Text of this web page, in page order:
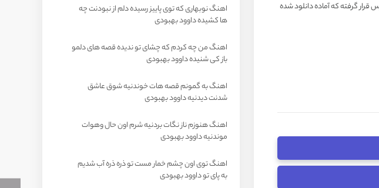
گرفته که آماده دانلود شده
اهنگ نوبهاری که توی پاییز رسیده دلم از نبودنت چه
ها کشیده داوود بهبودی
اهنگ من چه کردم که چشای تو ندیده قصه های دلمو
باز کی شنیده داوود بهبودی
اهنگ به گمونم قصه هات خوندنیه شوق عاشق
شدنت دیدنیه داوود بهبودی
اهنگ هنوزم ناز نگات بردنیه شرم اون حال وهوات
موندنیه داوود بهبودی
اهنگ توی اون چشم خمار مست تو ذره ذره آب شدیم
به پای تو داوود بهبودی